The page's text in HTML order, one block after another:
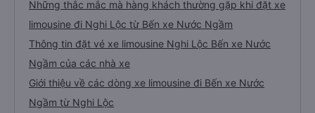
Những thắc mắc mà hàng khách thường gặp khi đặt xe
limousine đi Nghi Lộc từ Bến xe Nước Ngầm
Thông tin đặt vé xe limousine Nghi Lộc Bến xe Nước
Ngầm của các nhà xe
Giới thiệu về các dòng xe limousine đi Bến xe Nước
Ngầm từ Nghi Lộc